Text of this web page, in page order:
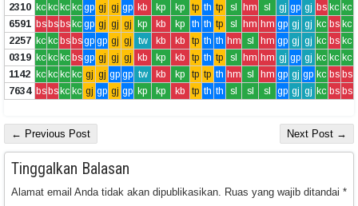
2310 kc kc kc kc gp gj gj gp kb kp kp tp th tp sl hm sl gj gp gj bs kc kc
6591 bsbsbskc gp gj gj gj kp kb kp th th tp sl hm hm gp gj gj kc bs kc
2257 kc kc bsbsgp gp gj gj tw kb kb tp th th hm sl hm gp gj gj kc bs kc
0319 kc kc kc bsgp gj gj gj kb kp kb tp th tp sl hm hm gj gp gj kc kc kc
1142 kc kc kc kc gj gj gp gp tw kb kp tp tp th hm sl hm gp gj gp kc bs bs
7634 bsbskc kc gj gp gj gp kp kp kb tp th th sl sl sl gp gj gj kc bs bs
← Previous Post Next Post →
Tinggalkan Balasan
Alamat email Anda tidak akan dipublikasikan. Ruas yang wajib ditandai *